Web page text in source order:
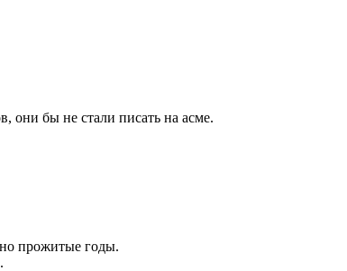
они бы не стали писать на асме.
прожитые годы.